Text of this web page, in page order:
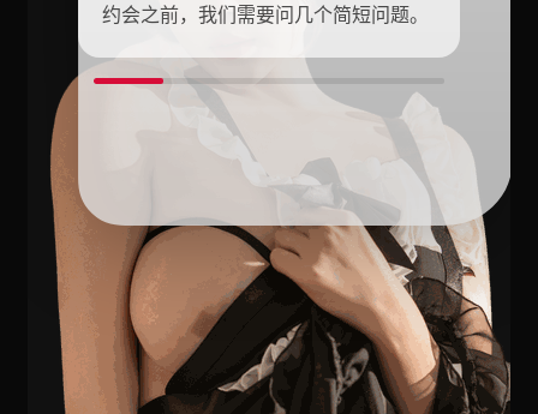
约会之前，我们需要问几个简短问题。